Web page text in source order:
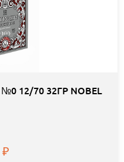
12/70 32ГР NOBEL